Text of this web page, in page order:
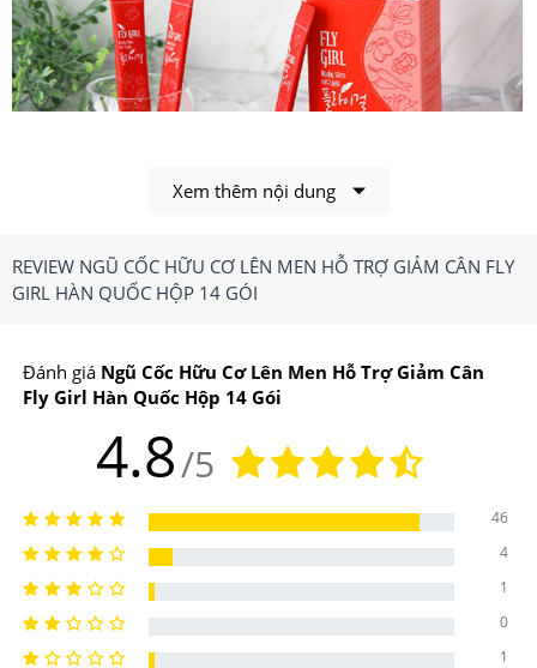
Fly Girl giúp điều tiết thể trọng, giảm cân lành mạnh
1.Ngũ Cốc Hữu Cơ Lên Men Hỗ Trợ Giảm Cân
Điểm Nổi Bật Gì?
Công dụng chính của Ngũ Cốc Hữu Cơ Lên Men Hỗ
Trợ Giảm Cân Fly Girl Hàn Quốc Hộp 14 Gói
-Giúp điều tiết thể trọng, giảm cân lành mạnh
-Những dưỡng chất trong bột ngũ cốc góp phần cải thiện
thể lực
Xem thêm nội dung
REVIEW NGŨ CỐC HỮU CƠ LÊN MEN HỖ TRỢ GIẢM CÂN FLY
GIRL HÀN QUỐC HỘP 14 GÓI
Đánh giá Ngũ Cốc Hữu Cơ Lên Men Hỗ Trợ Giảm Cân
Fly Girl Hàn Quốc Hộp 14 Gói
4.8/5
46
4
1
0
1